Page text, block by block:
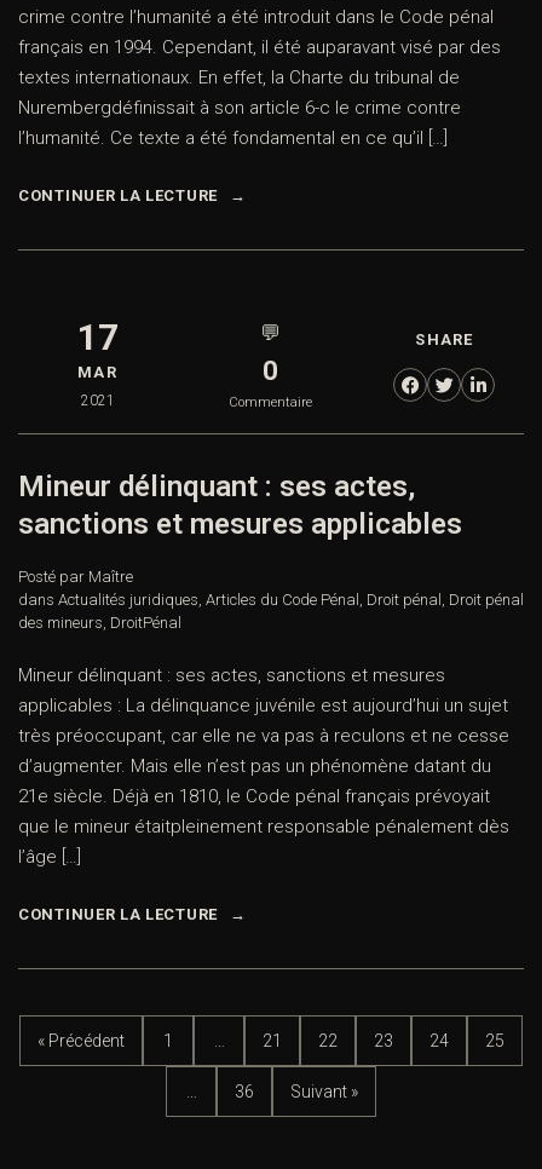
crime contre l’humanité a été introduit dans le Code pénal
français en 1994. Cependant, il été auparavant visé par des
textes internationaux. En effet, la Charte du tribunal de
Nurembergdéfinissait à son article 6-c le crime contre
l’humanité. Ce texte a été fondamental en ce qu’il […]
CONTINUER LA LECTURE
17
MAR
2021
💬
0
Commentaire
SHARE
Mineur délinquant : ses actes,
sanctions et mesures applicables
Posté par Maître
dans Actualités juridiques, Articles du Code Pénal , Droit pénal , Droit pénal
des mineurs, DroitPénal
Mineur délinquant : ses actes, sanctions et mesures
applicables : La délinquance juvénile est aujourd’hui un sujet
très préoccupant, car elle ne va pas à reculons et ne cesse
d’augmenter. Mais elle n’est pas un phénomène datant du
21e siècle. Déjà en 1810, le Code pénal français prévoyait
que le mineur étaitpleinement responsable pénalement dès
l’âge […]
CONTINUER LA LECTURE
« Précédent 1 21 22 23 24 25
36 Suivant »